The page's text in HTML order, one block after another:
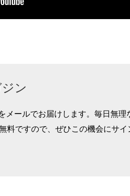
ン
メールでお届けします。毎日無
料ですので、ぜひこの機会にサイ